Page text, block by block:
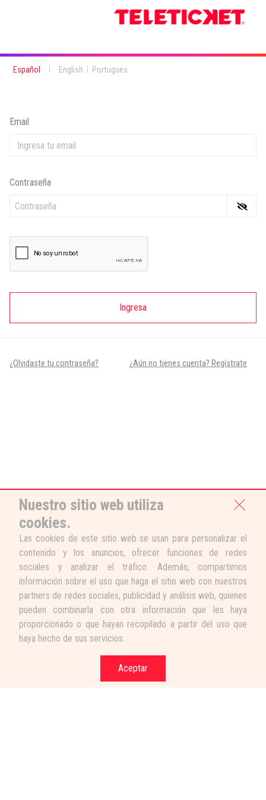
Español English Portugues
Email
Contraseña
Ingresa
¿Olvidaste tu contraseña? ¿Aún no tienes cuenta? Regístrate
Nuestro sitio web utiliza
cookies.
Las cookies de este sitio web se usan para personalizar el
contenido y los anuncios, ofrecer funciones de redes
sociales y analizar el tráfico. Además, compartimos
información sobre el uso que haga el sitio web con nuestros
partners de redes sociales, publicidad y análisis web, quienes
pueden combinarla con otra información que les haya
proporcionado o que hayan recopilado a partir del uso que
haya hecho de sus servicios.
Aceptar